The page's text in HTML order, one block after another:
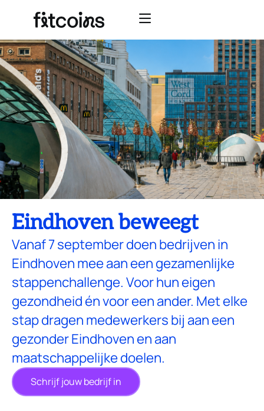
Eindhoven beweegt
Vanaf 7 september doen bedrijven in
Eindhoven mee aan een gezamenlijke
stappenchallenge. Voor hun eigen
gezondheid én voor een ander. Met elke
stap dragen medewerkers bij aan een
gezonder Eindhoven en aan
maatschappelijke doelen.
Schrijf jouw bedrijf in